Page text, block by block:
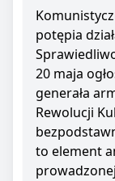
potępia
20 maja
generała
Rewolucji
to element